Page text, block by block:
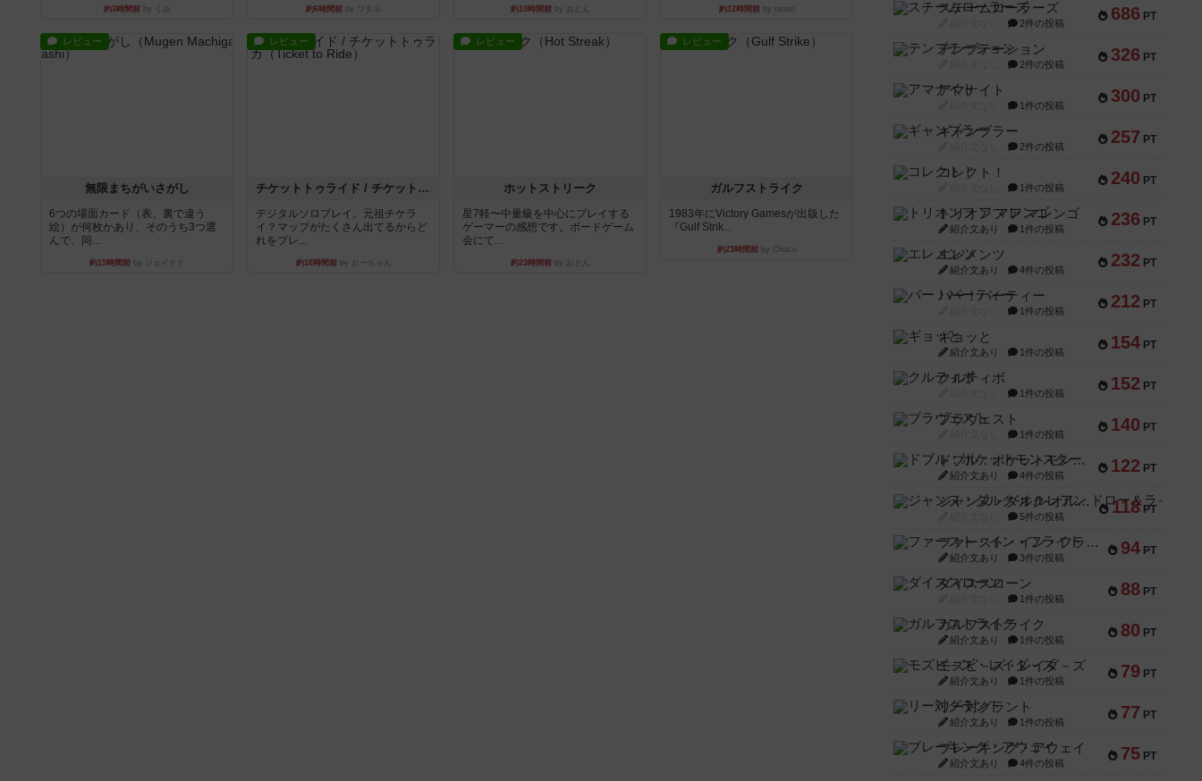
約3時間前by くみ 約6時間前 by ワタル 約10時間前by おとん 約12時間前by tamio
レビュー
無限まちがいさがし
6つの場面カード（表、裏で違う
絵）が何枚かあり、そのうち3つ選
んで、同...
約15時間前by ジェイとと
レビュー
チケットトゥライド / チケットトゥライドアメリカ
デジタルソロプレイ。元祖チケラ
イ？マップがたくさん出てるからど
れをプレ...
約16時間前by おーちゃん
レビュー
ホットストリーク
星7軽〜中量級を中心にプレイする
ゲーマーの感想です。ボードゲーム
会にて...
約23時間前by おとん
レビュー
ガルフストライク
1983年にVictory Gamesが出版した
『Gulf Strik...
約23時間前by Chaco
686 PT
スチームローラーズ
2件の投稿
326 PT
テンプテーション
2件の投稿
300 PT
アマナイト
1件の投稿
257 PT
ギャンブラー
2件の投稿
240 PT
コレクト！
1件の投稿
236 PT
トリオンフ ア マレンゴ
紹介文あり 1件の投稿
232 PT
エレメンツ
紹介文あり 4件の投稿
212 PT
バー！パーティー
1件の投稿
154 PT
ギョッと
紹介文あり 1件の投稿
152 PT
クルティボ
1件の投稿
140 PT
ブラヴェスト
1件の投稿
122 PT
ドブル：ポケットモンスター
紹介文あり 4件の投稿
118 PT
ジャンヌ・ダルク-オルレアン ドロー＆ライト
5件の投稿
94 PT
ファースト・イン・フライト
紹介文あり 3件の投稿
88 PT
ダイススローン
1件の投稿
80 PT
ガルフストライク
紹介文あり 1件の投稿
79 PT
モズビ－ズ・レイダ－ズ
紹介文あり 1件の投稿
77 PT
リー対グラント
紹介文あり 1件の投稿
75 PT
ブレーキング・アウェイ
紹介文あり 4件の投稿